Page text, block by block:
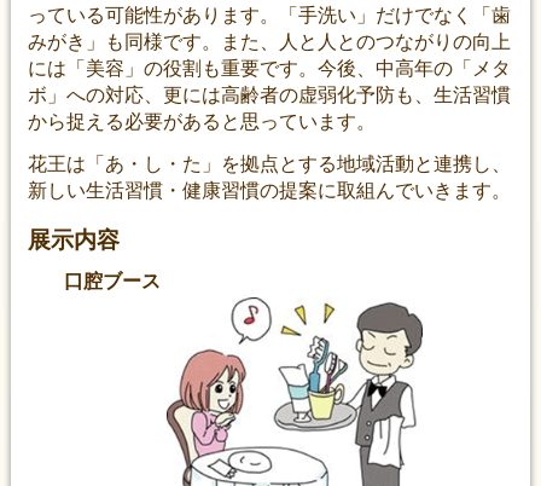
っている可能性があります。「手洗い」だけでなく「歯
みがき」も同様です。また、人と人とのつながりの向上
には「美容」の役割も重要です。今後、中高年の「メタ
ボ」への対応、更には高齢者の虚弱化予防も、生活習慣
から捉える必要があると思っています。
花王は「あ・し・た」を拠点とする地域活動と連携し、
新しい生活習慣・健康習慣の提案に取組んでいきます。
展示内容
口腔ブース